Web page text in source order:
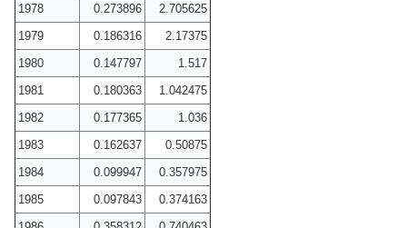
1978
0.273896
2.705625
1979
0.186316
2.17375
1980
0.147797
1.517
1981
0.180363
1.042475
1982
0.177365
1.036
1983
0.162637
0.50875
1984
0.099947
0.357975
1985
0.097843
0.374163